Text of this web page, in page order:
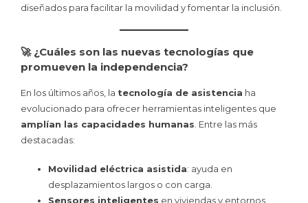
diseñados para facilitar la movilidad y fomentar la inclusión.
🚀 ¿Cuáles son las nuevas tecnologías que
promueven la independencia?
En los últimos años, la tecnología de asistencia ha
evolucionado para ofrecer herramientas inteligentes que
amplían las capacidades humanas . Entre las más
destacadas:
Movilidad eléctrica asistida: ayuda en
desplazamientos largos o con carga.
Sensores inteligentes en viviendas y entornos